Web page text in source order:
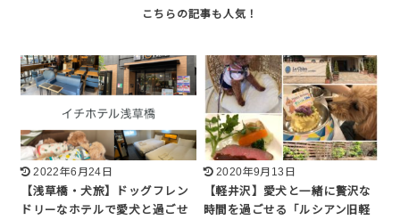
2022年6月24日
【浅草橋・犬旅】ドッグフレン
ドリーなホテルで愛犬と過ごせ
2020年9月13日
【軽井沢】愛犬と一緒に贅沢な
時間を過ごせる「ルシアン旧軽